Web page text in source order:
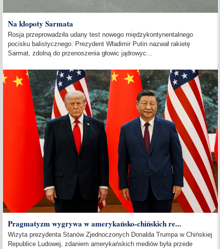
Na kłopoty Sarmata
Rosja przeprowadziła udany test nowego międzykontynentalnego
pocisku balistycznego. Prezydent Władimir Putin nazwał rakietę
Sarmat, zdolną do przenoszenia głowic jądrowyc...
Pragmatyzm wygrywa w amerykańsko-chińskich re...
Wizyta prezydenta Stanów Zjednoczonych Donalda Trumpa w Chińskiej
Republice Ludowej, zdaniem amerykańskich mediów była przede